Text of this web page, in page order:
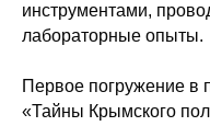
инструментами,
лабораторные опыты.
Первое погружение в
«Тайны Крымского